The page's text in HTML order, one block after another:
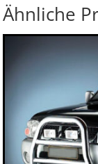
Ähnliche